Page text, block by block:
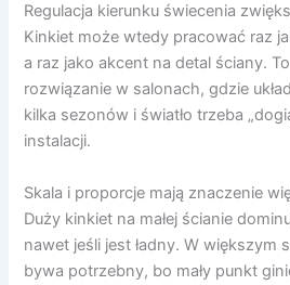
Regulacja kierunku świecenia
Kinkiet może wtedy pracować raz
a raz jako akcent na detal ściany.
rozwiązanie w salonach, gdzie
kilka sezonów i światło trzeba
instalacji.
Skala i proporcje mają znaczenie
Duży kinkiet na małej ścianie
nawet jeśli jest ładny. W większym
bywa potrzebny, bo mały punkt